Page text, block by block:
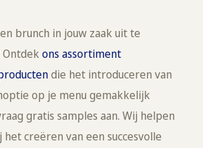
brunch in jouw zaak uit te
ons assortiment
die het introduceren van
op je menu gemakkelijk
gratis samples aan. Wij helpen
het creëren van een succesvolle